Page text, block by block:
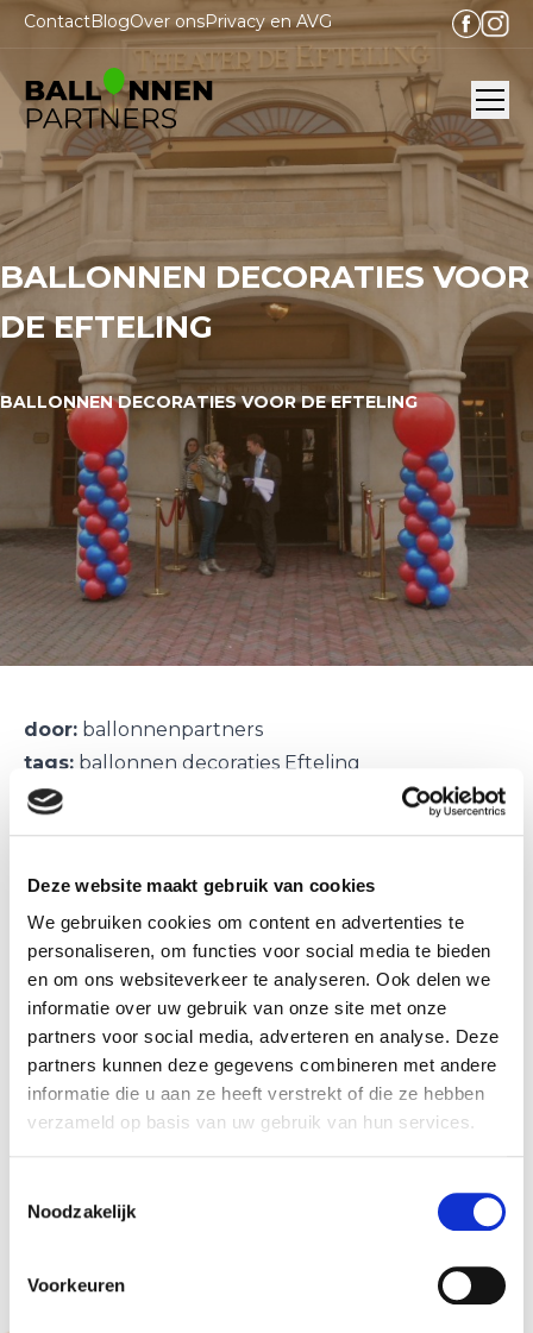
Deze website maakt gebruik van cookies
We gebruiken cookies om content en advertenties te
personaliseren, om functies voor social media te bieden
en om ons websiteverkeer te analyseren. Ook delen we
informatie over uw gebruik van onze site met onze
partners voor social media, adverteren en analyse. Deze
partners kunnen deze gegevens combineren met andere
informatie die u aan ze heeft verstrekt of die ze hebben
verzameld op basis van uw gebruik van hun services.
Noodzakelijk
Voorkeuren
ContactBlogOver onsPrivacy en AVG
BALLONNEN DECORATIES VOOR
DE EFTELING
BALLONNEN DECORATIES VOOR DE EFTELING
door: ballonnenpartners
tags: ballonnen decoraties Efteling
Vandaag ballonnen decoraties geleverd in het
In opdracht van de stichting lezen en schrijven.
zondag 6 oktober leest H.K.H. Prinses Laurentien
der Nederlanden voor in attractiepark de Efteling.
Zij doet dat ter afsluiting van de samenwerking
van Stichting Lezen & Schrijven en de Efteling. Het
voorlezen vindt plaats in het openluchttheater in
het Sprookjesbos.
Ook mooi ballonnen decoraties ?
We bedanken de stichting lezen en schrijven voor
het vertrouwen.